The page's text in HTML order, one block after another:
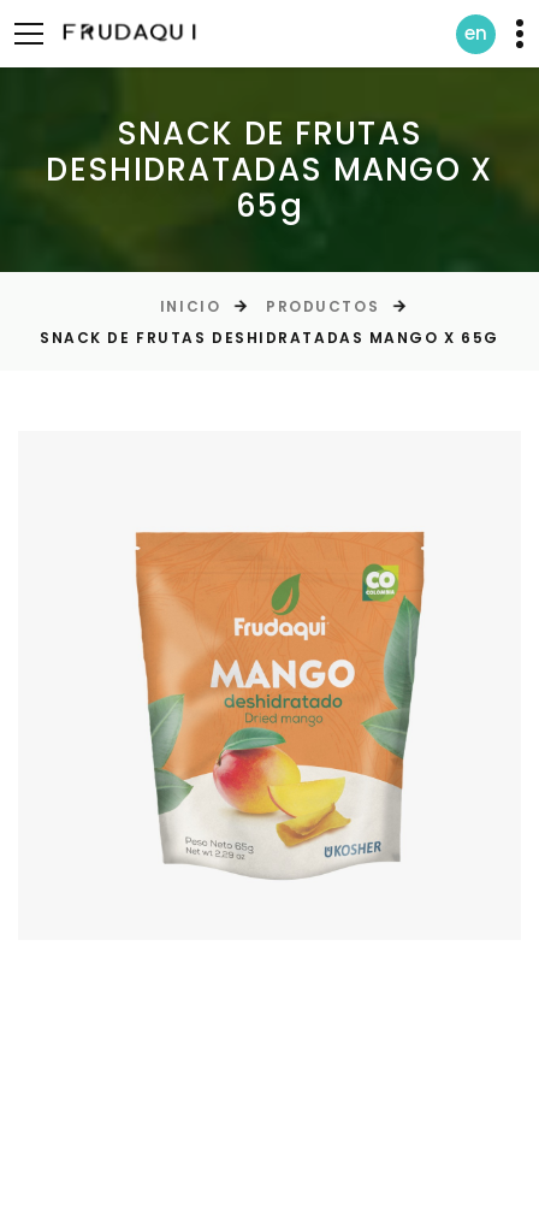
en
SNACK DE FRUTAS
DESHIDRATADAS MANGO X
65g
INICIO
PRODUCTOS
SNACK DE FRUTAS DESHIDRATADAS MANGO X 65G